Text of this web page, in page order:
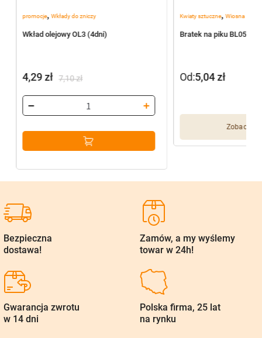
promocje, Wkłady do zniczy
Wkład olejowy OL3 (4dni)
7,10zł
cena
wynosiła:
7,10 zł.
4,29zł
cena
wynosi:
4,29 zł.
Kwiaty sztuczne,Wiosna
Bratek na piku BL055/
Zobacz
Od:5,04zł
Bezpieczna
dostawa!
Zamów, a my wyślemy
towar w 24h!
Gwarancja zwrotu
w 14 dni
Polska firma, 25 lat
na rynku